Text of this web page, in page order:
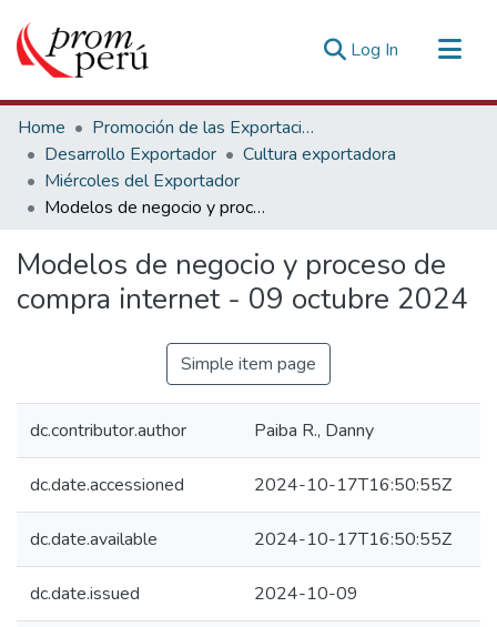
Log In (current)
Communities & Collections
All of DSpace
Statistics
Estadísticas Externas
Home
Promoción de las Exportaciones
Desarrollo Exportador
Cultura exportadora
Miércoles del Exportador
Modelos de negocio y proceso de compra internet - 09 octubre 2024
Modelos de negocio y proceso de
compra internet - 09 octubre 2024
Simple item page
dc.contributor.author Paiba R., Danny
dc.date.accessioned 2024-10-17T16:50:55Z
dc.date.available 2024-10-17T16:50:55Z
dc.date.issued 2024-10-09